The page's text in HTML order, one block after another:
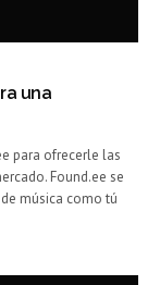
una
para ofrecerle las
Found.ee se
música como tú